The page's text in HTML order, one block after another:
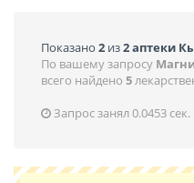
Показано 2 из2 аптеки
По вашему запросу
всего найдено 5
Запрос занял 0.0453 сек.